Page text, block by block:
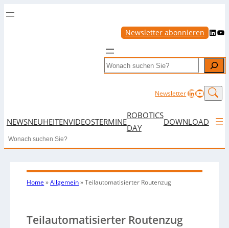
Newsletter abonnieren LinkedIn YouTube
Search
NewsletterLinkedIn
NEWSNEUHEITENVIDEOSTERMINE
ROBOTICS
DAY
DOWNLOAD
Search
Home »Allgemein»Teilautomatisierter Routenzug
Teilautomatisierter Routenzug